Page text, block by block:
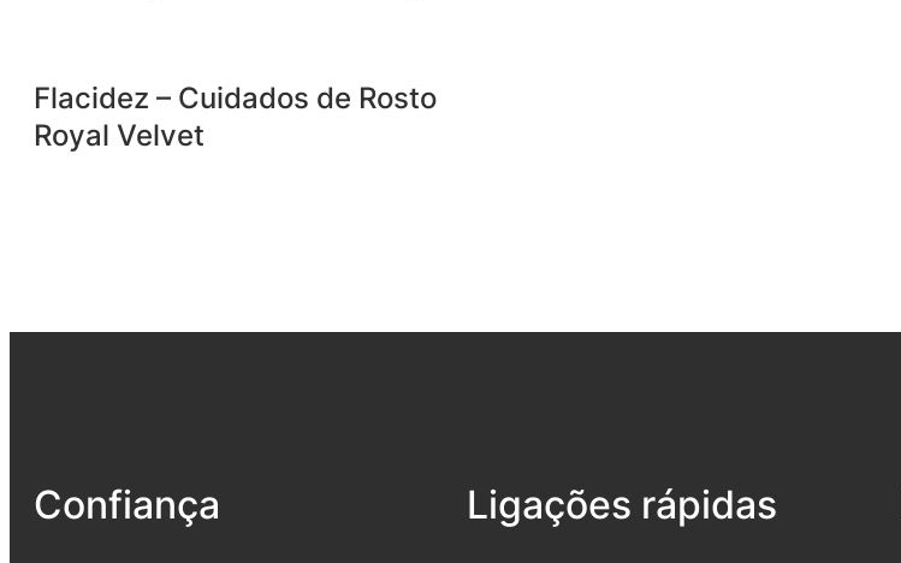
Flacidez – Cuidados de Rosto
Royal Velvet
Confiança Ligações rápidas